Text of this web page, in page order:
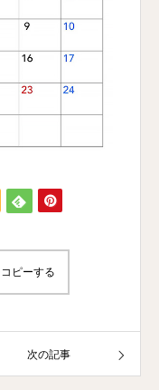
ピーする
次の記事